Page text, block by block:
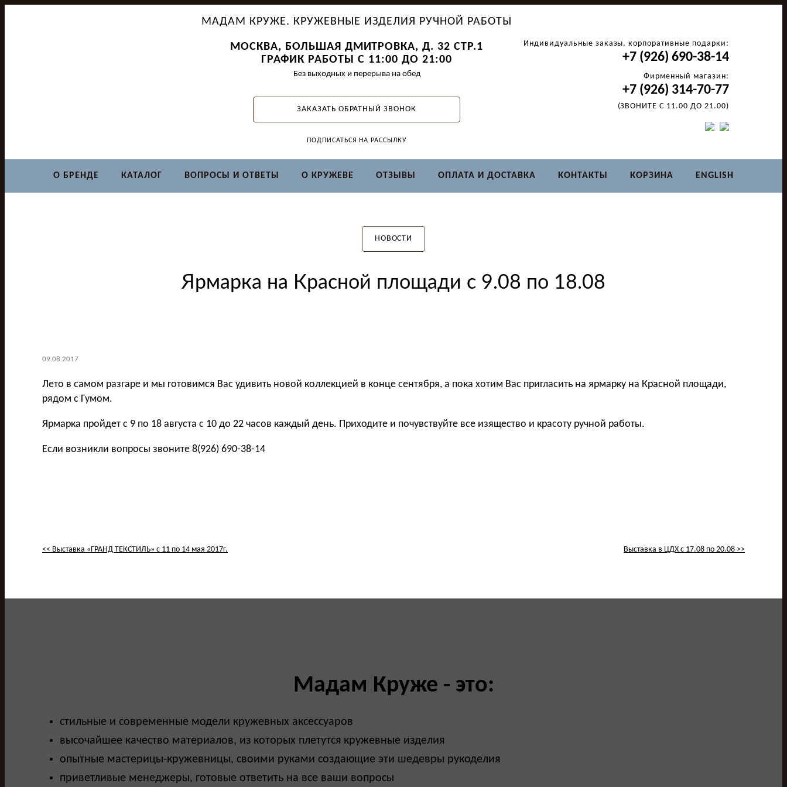
МАДАМ КРУЖЕ. КРУЖЕВНЫЕ ИЗДЕЛИЯ РУЧНОЙ РАБОТЫ
МОСКВА, БОЛЬШАЯ ДМИТРОВКА, Д. 32 СТР.1
ГРАФИК РАБОТЫ С 11:00 ДО 21:00
Без выходных и перерыва на обед
ЗАКАЗАТЬ ОБРАТНЫЙ ЗВОНОК
ПОДПИСАТЬСЯ НА РАССЫЛКУ
Индивидуальные заказы, корпоративные подарки:
+7 (926) 690-38-14
Фирменный магазин:
+7 (926) 314-70-77
(ЗВОНИТЕ С 11.00 ДО 21.00)
О БРЕНДЕ КАТАЛОГ ВОПРОСЫ И ОТВЕТЫ О КРУЖЕВЕ ОТЗЫВЫ ОПЛАТА И ДОСТАВКА КОНТАКТЫ КОРЗИНА ENGLISH
НОВОСТИ
Ярмарка на Красной площади с 9.08 по 18.08
09.08.2017
Лето в самом разгаре и мы готовимся Вас удивить новой коллекцией в конце сентября, а пока хотим Вас пригласить на ярмарку на Красной площади,
рядом с Гумом.
Ярмарка пройдет с 9 по 18 августа с 10 до 22 часов каждый день. Приходите и почувствуйте все изящество и красоту ручной работы.
Если возникли вопросы звоните 8(926) 690-38-14
Выставка в ЦДХ с 17.08 по 20.08 >>
<< Выставка «ГРАНД ТЕКСТИЛЬ» с 11 по 14 мая 2017г.
Мадам Круже - это:
стильные и современные модели кружевных аксессуаров
высочайшее качество материалов, из которых плетутся кружевные изделия
опытные мастерицы-кружевницы, своими руками создающие эти шедевры рукоделия
приветливые менеджеры, готовые ответить на все ваши вопросы